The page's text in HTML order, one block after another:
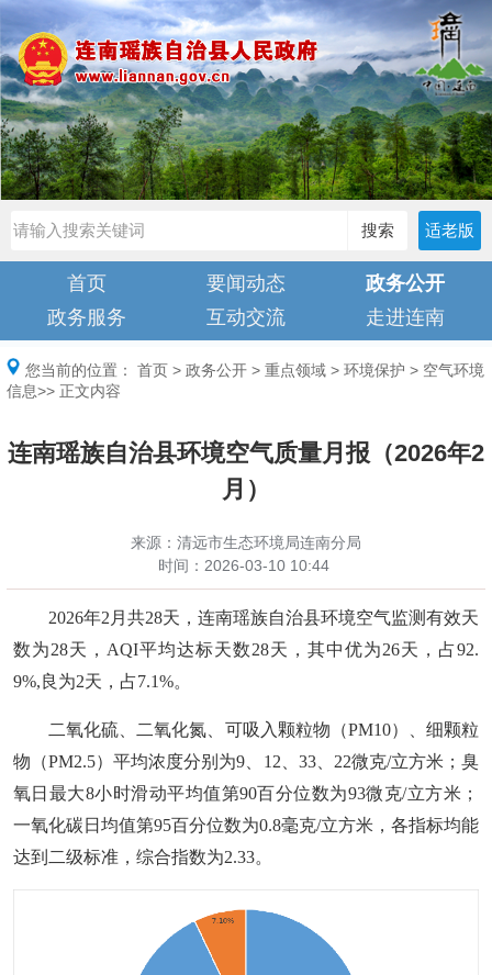
搜索 适老版
首页 要闻动态
政务公开
政务服务
互动交流 走进连南
您当前的位置： 首页 > 政务公开 > 重点领域 > 环境保护 > 空气环境
信息>> 正文内容
连南瑶族自治县环境空气质量月报（2026年2
月）
来源：清远市生态环境局连南分局
时间： 2026-03-10 10:44
2026年2月共28天，连南瑶族自治县环境空气监测有效天
数为28天，AQI平均达标天数28天，其中优为26天，占92.
9%,良为2天，占7.1%。
二氧化硫、二氧化氮、可吸入颗粒物（PM10）、细颗粒
物（PM2.5）平均浓度分别为9、12、33、 22微克/立方米；臭
氧日最大8小时滑动平均值第90百分位数为93微克/立方米；
一氧化碳日均值第95百分位数为0.8毫克/立方米，各指标均能
达到二级标准，综合指数为2.33。